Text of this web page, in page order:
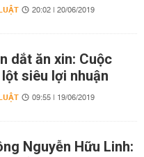
20:02 | 20/06/2019
dắt ăn xin: Cuộc
siêu lợi nhuận
09:55 | 19/06/2019
Nguyễn Hữu Linh: